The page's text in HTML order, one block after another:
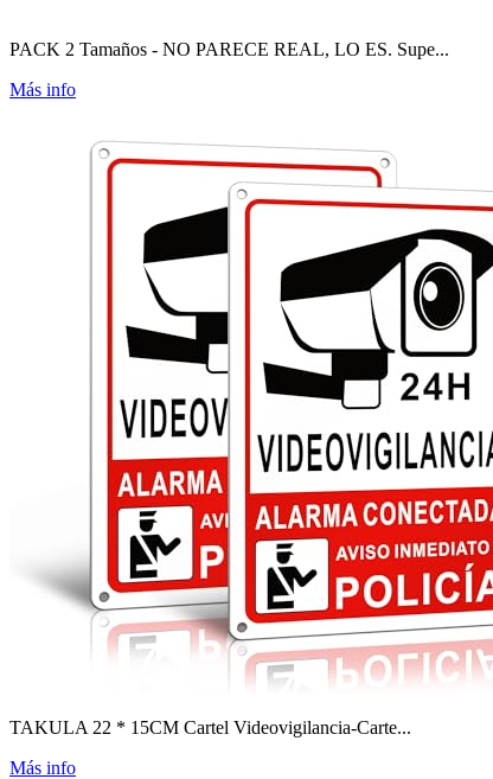
PACK 2 Tamaños - NO PARECE REAL, LO ES. Supe...
Más info
TAKULA 22 * 15CM Cartel Videovigilancia-Carte...
Más info